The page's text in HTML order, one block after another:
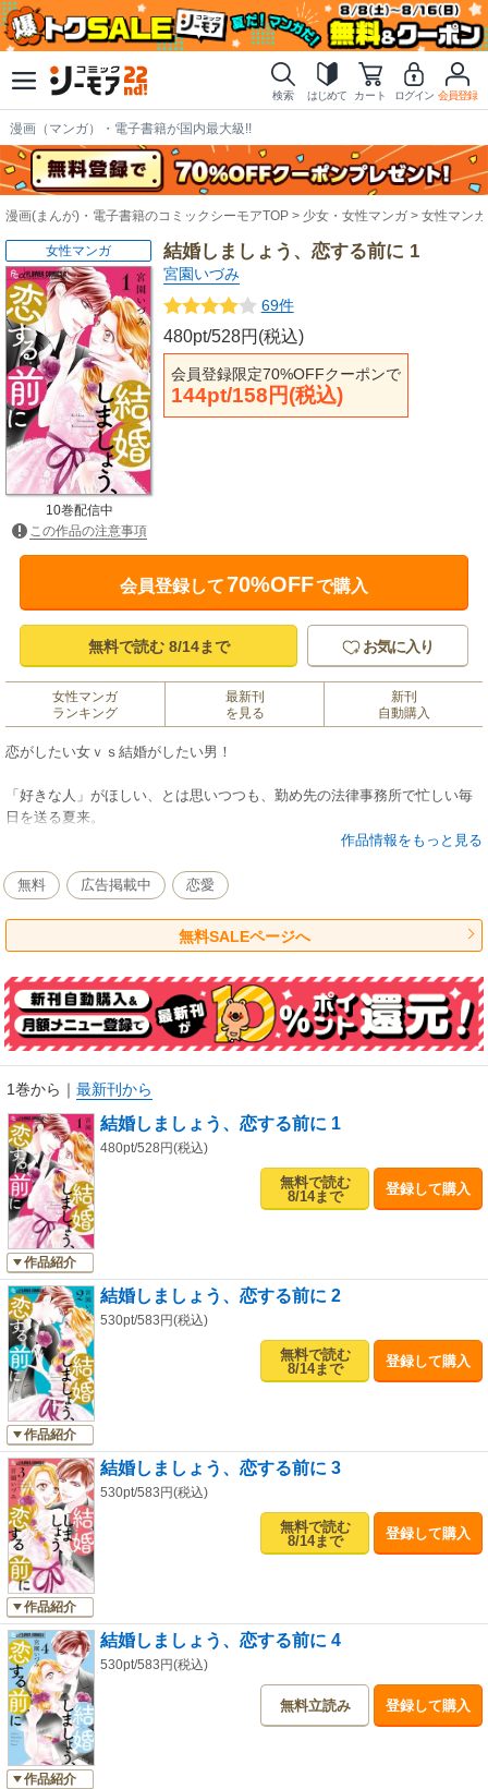
検索 はじめて カート ログイン 会員登録
漫画（マンガ）・電子書籍が国内最大級!!
漫画(まんが)・電子書籍のコミックシーモアTOP 少女・女性マンガ 女性マンガ
結婚しましょう、恋する前に 1
宮園いづみ
69件
480pt/528円(税込)
会員登録限定70%OFFクーポンで
144pt/158円(税込)
女性マンガ
10巻配信中
この作品の注意事項
会員登録して70%OFFで購入
無料で読む 8/14まで お気に入り
女性マンガ
ランキング
最新刊
を見る
新刊
自動購入
恋がしたい女ｖｓ結婚がしたい男！
「好きな人」がほしい、とは思いつつも、勤め先の法律事務所で忙しい毎
日を送る夏来。
そんな時、エース弁護士・篁から突然プロポーズされる。
「好きじゃないけど結婚するなら君がいい」ってどういうこと？？
困惑する夏来と、何かを企む篁。
恋愛＆結婚をめぐる攻防の行方は…！？
月９でドラマ化もされたメガヒット作「突然ですが、明日結婚します」の
最終回後を描いた特別編も収録！
●収録作品●
episode.1 恋と結婚の順序
episode.2 合コンに向いていない理由
episode.3 油断ならない彼の秘密
episode.4 温泉に行きましょう、恋する前に
突然ですが、明日結婚します 特別編
作品情報をもっと見る
無料 広告掲載中 恋愛
無料SALEページへ
1巻から ｜ 最新刊から
作品紹介
結婚しましょう、恋する前に 1
480pt/528円(税込)
無料で読む
8/14まで
登録して購入
作品紹介
結婚しましょう、恋する前に 2
530pt/583円(税込)
無料で読む
8/14まで
登録して購入
作品紹介
結婚しましょう、恋する前に 3
530pt/583円(税込)
無料で読む
8/14まで
登録して購入
作品紹介
結婚しましょう、恋する前に 4
530pt/583円(税込)
無料立読み 登録して購入